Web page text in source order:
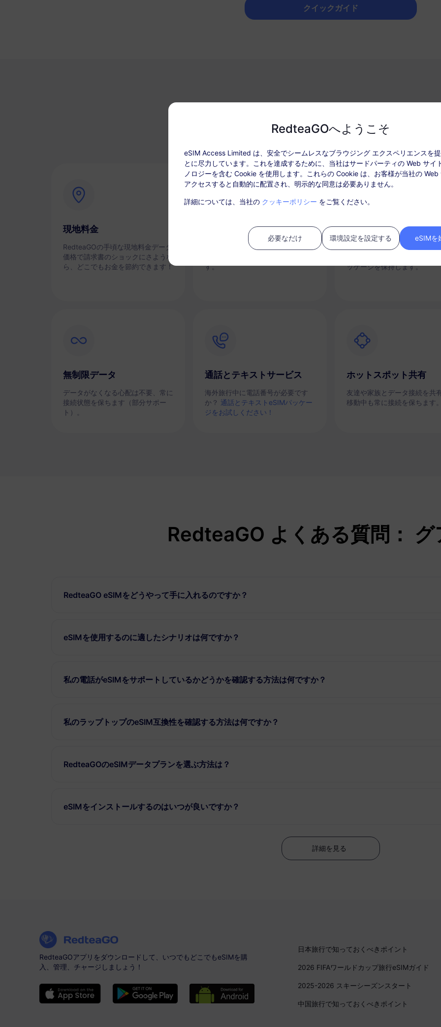
クイックガイド
現地料金
RedteaGOの手頃な現地料金データ
価格で請求書のショックにさような
ら、どこでもお金を節約できます！
スマートフォンからスムーズに
す。
チャージオプション
必要に応じてデータプランを
ッケージを保持します。
無制限データ
データがなくなる心配は不要、常に
接続状態を保ちます（部分サポー
ト）。
通話とテキストサービス
海外旅行中に電話番号が必要です
か？ 通話とテキストeSIMパッケー
ジをお試しください！
ホットスポット共有
友達や家族とデータ接続を共有
移動中も常に接続を保ちます。
RedteaGO よくある質問： グ
RedteaGO eSIMをどうやって手に入れるのですか？
eSIMを使用するのに適したシナリオは何ですか？
私の電話がeSIMをサポートしているかどうかを確認する方法は何ですか？
私のラップトップのeSIM互換性を確認する方法は何ですか？
RedteaGOのeSIMデータプランを選ぶ方法は？
eSIMをインストールするのはいつが良いですか？
詳細を見る
RedteaGOアプリをダウンロードして、いつでもどこでもeSIMを購
入、管理、チャージしましょう！
日本旅行で知っておくべきポイント
2026 FIFAワールドカップ旅行eSIMガイド
2025-2026 スキーシーズンスタート
中国旅行で知っておくべきポイント
RedteaGOへようこそ
eSIM Access Limited は、安全でシームレスなブラウジング エクスペリエンスを提
とに尽力しています。これを達成するために、当社はサードパーティの Web サイ
ノロジーを含む Cookie を使用します。これらの Cookie は、お客様が当社の Web
アクセスすると自動的に配置され、明示的な同意は必要ありません。
詳細については、当社の クッキーポリシー をご覧ください。
必要なだけ 環境設定を設定する eSIMを